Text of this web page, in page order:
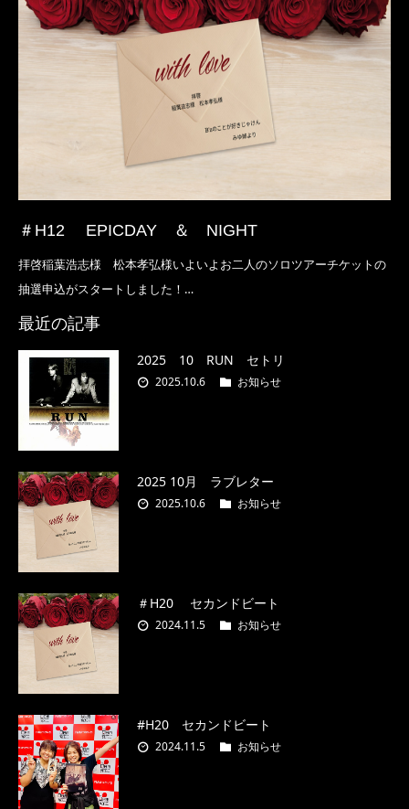
＃H12 EPICDAY ＆ NIGHT
拝啓稲葉浩志様 松本孝弘様いよいよお二人のソロツアーチケットの
抽選申込がスタートしました！…
最近の記事
2025 10 RUN セトリ
2025.10.6 お知らせ
2025 10月 ラブレター
2025.10.6 お知らせ
＃H20 セカンドビート
2024.11.5 お知らせ
#H20 セカンドビート
2024.11.5 お知らせ